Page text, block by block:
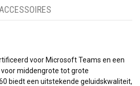
voor Microsoft Teams en een
middengrote tot grote
biedt een uitstekende geluidskwaliteit,